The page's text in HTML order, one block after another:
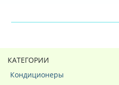
КАТЕГОРИИ
Кондиционеры